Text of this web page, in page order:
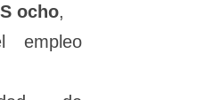
ocho,
empleo